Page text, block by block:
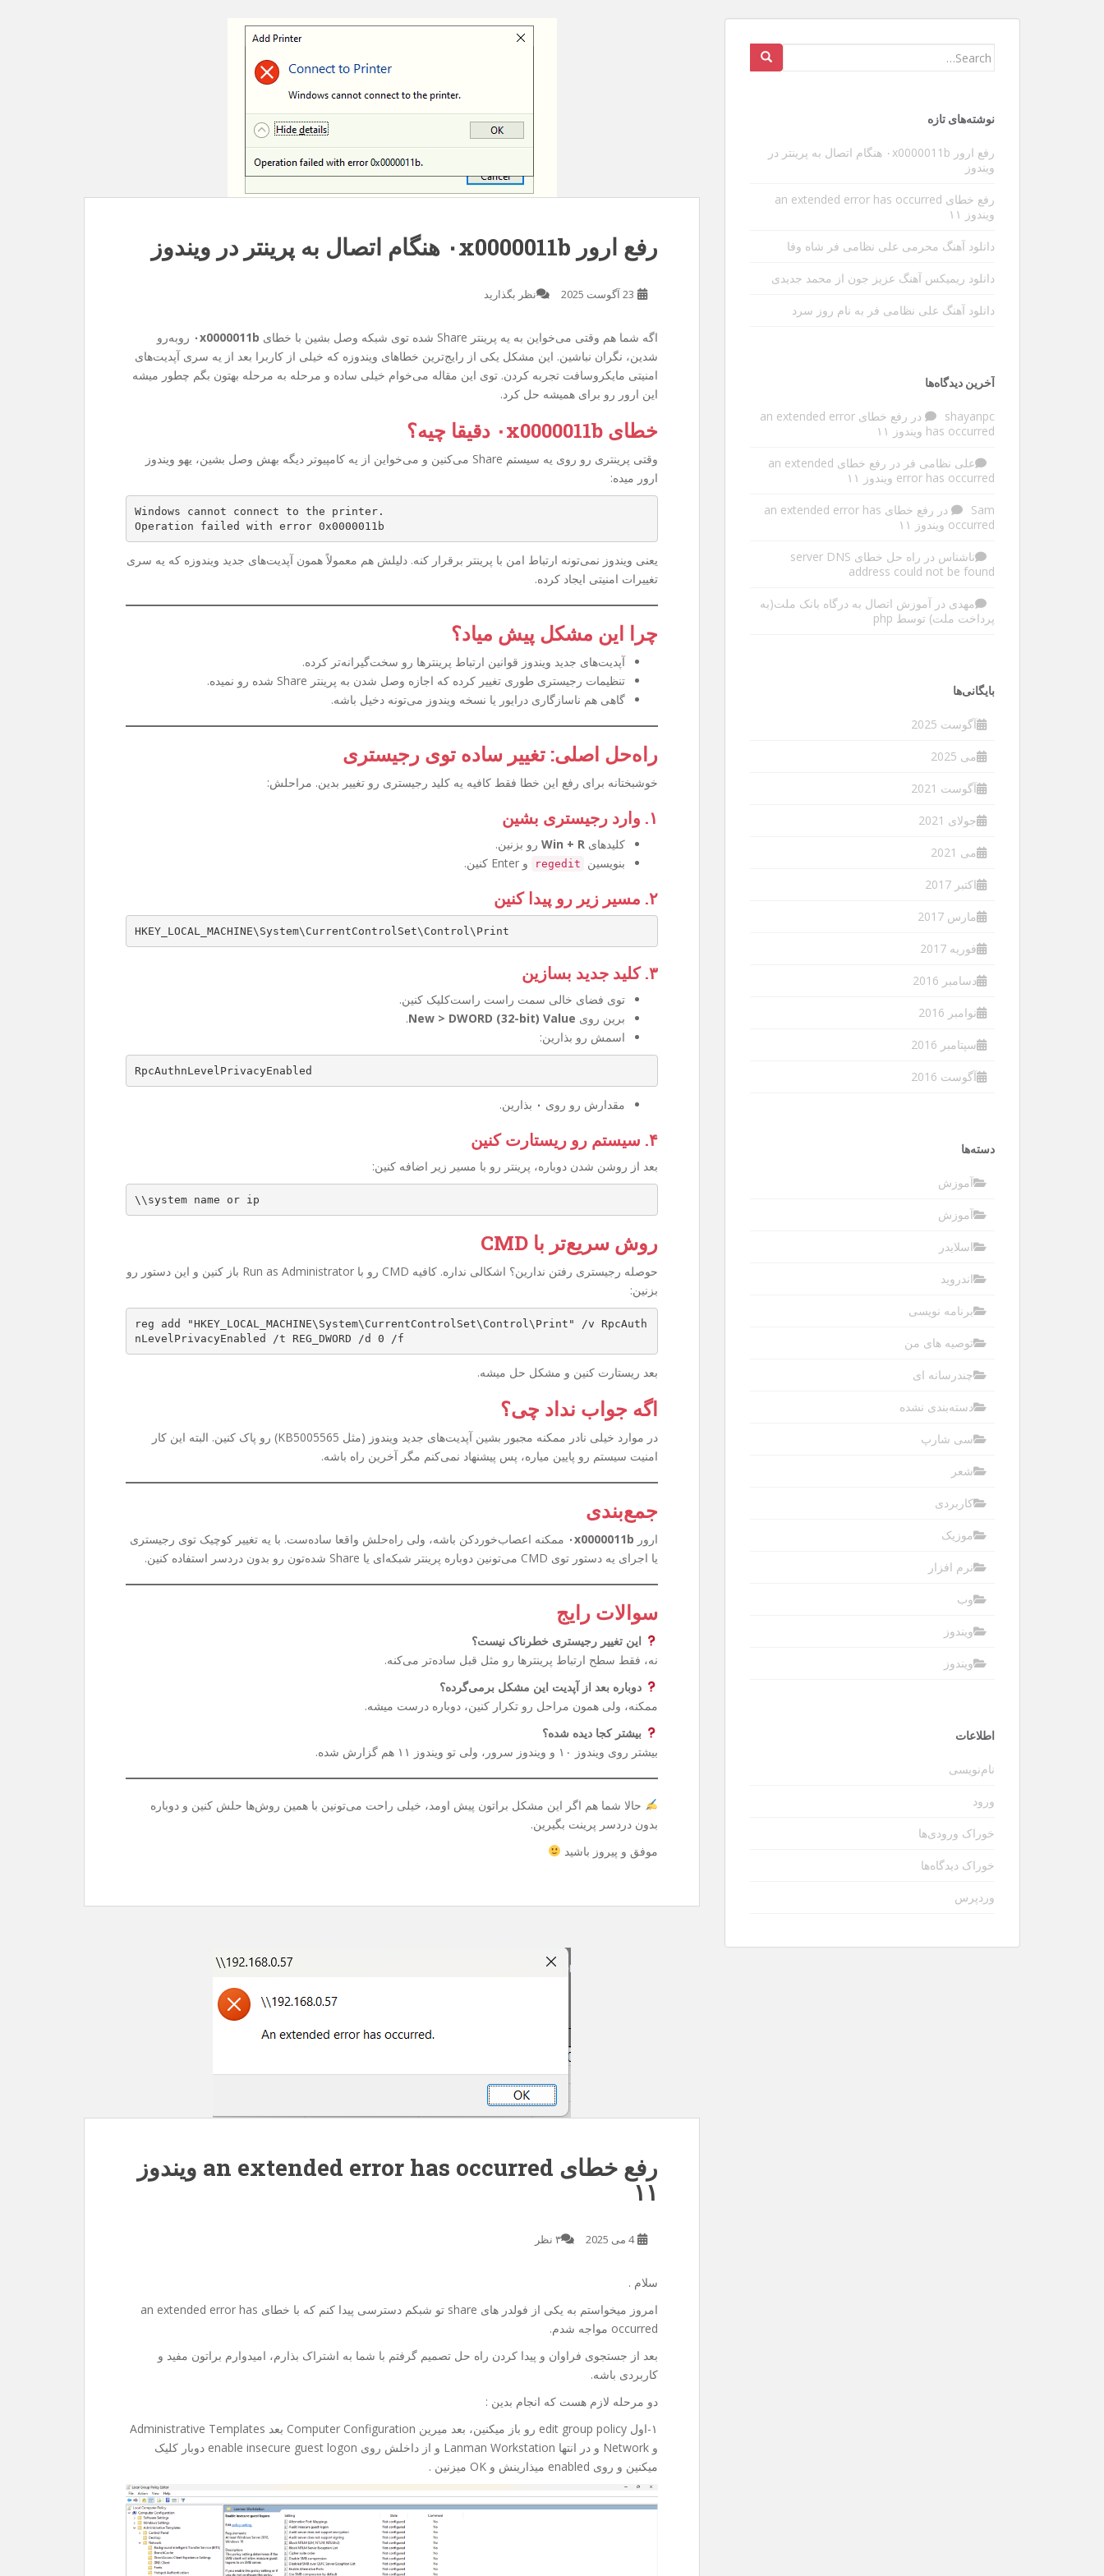
عوارض ویبره گوشی در طولانی مدت
شدیدا داره منو آزار میده البته مطلبی که میخوام بنویسم ربطی به سرفه نداره و مربوط به قضیه
ی مهم دیگه ای هست . بین کارها یه تایم خالی پیدا کردم و فرصت رو غنیمت شمردم و با گوشی
[…]
رفع ارور ۰x0000011b هنگام اتصال به پرینتر در ویندوز
23 آگوست 2025 نظر بگذارید
اگه شما هم وقتی می‌خواین به یه پرینتر Share شده توی شبکه وصل بشین با خطای ۰x0000011b روبه‌رو
شدین، نگران نباشین. این مشکل یکی از رایج‌ترین خطاهای ویندوزه که خیلی از کاربرا بعد از یه سری آپدیت‌های
امنیتی مایکروسافت تجربه کردن. توی این مقاله می‌خوام خیلی ساده و مرحله به مرحله بهتون بگم چطور میشه
این ارور رو برای همیشه حل کرد.
خطای ۰x0000011b دقیقا چیه؟
وقتی پرینتری رو روی یه سیستم Share می‌کنین و می‌خواین از یه کامپیوتر دیگه بهش وصل بشین، یهو ویندوز
ارور میده:
Windows cannot connect to the printer.
Operation failed with error 0x0000011b
یعنی ویندوز نمی‌تونه ارتباط امن با پرینتر برقرار کنه. دلیلش هم معمولاً همون آپدیت‌های جدید ویندوزه که یه سری
تغییرات امنیتی ایجاد کرده.
چرا این مشکل پیش میاد؟
آپدیت‌های جدید ویندوز قوانین ارتباط پرینترها رو سخت‌گیرانه‌تر کرده.
تنظیمات رجیستری طوری تغییر کرده که اجازه وصل شدن به پرینتر Share شده رو نمیده.
گاهی هم ناسازگاری درایور یا نسخه ویندوز می‌تونه دخیل باشه.
راه‌حل اصلی: تغییر ساده توی رجیستری
خوشبختانه برای رفع این خطا فقط کافیه یه کلید رجیستری رو تغییر بدین. مراحلش:
۱. وارد رجیستری بشین
کلیدهای Win + R رو بزنین.
بنویسین
regedit و Enter کنین.
۲. مسیر زیر رو پیدا کنین
HKEY_LOCAL_MACHINE\System\CurrentControlSet\Control\Print
۳. کلید جدید بسازین
توی فضای خالی سمت راست راست‌کلیک کنین.
برین روی New > DWORD (32-bit) Value
.
اسمش رو بذارین:
RpcAuthnLevelPrivacyEnabled
مقدارش رو روی ۰ بذارین.
۴. سیستم رو ریستارت کنین
بعد از روشن شدن دوباره، پرینتر رو با مسیر زیر اضافه کنین:
\\system name or ip
روش سریع‌تر با CMD
حوصله رجیستری رفتن ندارین؟ اشکالی نداره. کافیه CMD رو با Run as Administrator باز کنین و این دستور رو
بزنین:
reg add "HKEY_LOCAL_MACHINE\System\CurrentControlSet\Control\Print" /v RpcAuth
nLevelPrivacyEnabled /t REG_DWORD /d 0 /f
بعد ریستارت کنین و مشکل حل میشه.
اگه جواب نداد چی؟
در موارد خیلی نادر ممکنه مجبور بشین آپدیت‌های جدید ویندوز (مثل KB5005565) رو پاک کنین. البته این کار
امنیت سیستم رو پایین میاره، پس پیشنهاد نمی‌کنم مگر آخرین راه باشه.
جمع‌بندی
ارور ۰x0000011b ممکنه اعصاب‌خوردکن باشه، ولی راه‌حلش واقعا ساده‌ست. با یه تغییر کوچیک توی رجیستری
یا اجرای یه دستور توی CMD می‌تونین دوباره پرینتر شبکه‌ای یا Share شده‌تون رو بدون دردسر استفاده کنین.
سوالات رایج
این تغییر رجیستری خطرناک نیست؟
نه، فقط سطح ارتباط پرینترها رو مثل قبل ساده‌تر می‌کنه.
دوباره بعد از آپدیت این مشکل برمی‌گرده؟
ممکنه، ولی همون مراحل رو تکرار کنین، دوباره درست میشه.
بیشتر کجا دیده شده؟
بیشتر روی ویندوز ۱۰ و ویندوز سرور، ولی تو ویندوز ۱۱ هم گزارش شده.
حالا شما هم اگر این مشکل براتون پیش اومد، خیلی راحت می‌تونین با همین روش‌ها حلش کنین و دوباره
بدون دردسر پرینت بگیرین.
موفق و پیروز باشید
رفع خطای an extended error has occurred ویندوز
۱۱
4 می 2025 ۳ نظر
سلام .
امروز میخواستم به یکی از فولدر های share تو شبکم دسترسی پیدا کنم که با خطای an extended error has
occurred مواجه شدم.
بعد از جستجوی فراوان و پیدا کردن راه حل تصمیم گرفتم با شما به اشتراک بذارم، امیدوارم براتون مفید و
کاربردی باشه.
دو مرحله لازم هست که انجام بدین :
۱-اول edit group policy رو باز میکنین، بعد میرین Computer Configuration بعد Administrative Templates
و Network و در انتها Lanman Workstation و از داخلش روی enable insecure guest logon دوبار کلیک
میکنین و روی enabled میذارینش و OK میزنین .
Search
نوشته‌های تازه
رفع ارور ۰x0000011b هنگام اتصال به پرینتر در
ویندوز
رفع خطای an extended error has occurred
ویندوز ۱۱
دانلود آهنگ محرمی علی نظامی فر شاه وفا
دانلود ریمیکس آهنگ عزیز جون از محمد جدیدی
دانلود آهنگ علی نظامی فر به نام روز سرد
آخرین دیدگاه‌ها
shayanpc در
رفع خطای an extended error
has occurred ویندوز ۱۱
علی نظامی فر در
رفع خطای an extended
error has occurred ویندوز ۱۱
Sam در
رفع خطای an extended error has
occurred ویندوز ۱۱
ناشناس در
راه حل خطای server DNS
address could not be found
مهدی در آموزش اتصال به درگاه بانک ملت(به
پرداخت ملت) توسط php
بایگانی‌ها
آگوست 2025
می 2025
آگوست 2021
جولای 2021
می 2021
اکتبر 2017
مارس 2017
فوریه 2017
دسامبر 2016
نوامبر 2016
سپتامبر 2016
آگوست 2016
دسته‌ها
آموزش
آموزش
اسلایدر
اندروید
برنامه نویسی
توصیه های من
چندرسانه ای
دسته‌بندی نشده
سی شارپ
شعر
کاربردی
موزیک
نرم افزار
وب
ویندوز
ویندوز
اطلاعات
نام‌نویسی
ورود
خوراک ورودی‌ها
خوراک دیدگاه‌ها
وردپرس